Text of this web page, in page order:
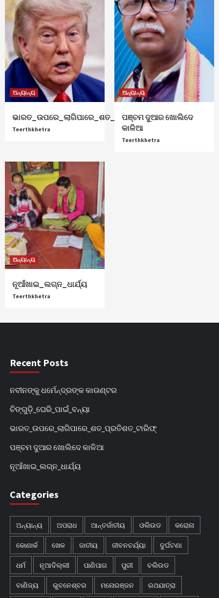
ଅନ୍ୟାନ୍ୟ
ଭାରତ_ଉପରେ_ଲାଗିପାରେ_ଶତ_ପ୍ରତିଶତ_ଟାରିଫ୍
Teerthkhetra
ଅନ୍ୟାନ୍ୟ
ପଞ୍ଚମ ଦୁଆର ଖୋଲିଦେ
କାଳିଆ
Teerthkhetra
ଅନ୍ୟାନ୍ୟ
ନୂଆଁଖାଇ_ଲଗ୍ନ_ଧାର୍ଯ୍ୟ
Teerthkhetra
Recent Posts
ନବୀନଙ୍କୁ ଧର୍ମେନ୍ଦ୍ରଙ୍କ କାଉଣ୍ଟର
ଚିଙ୍ଗୁଡ଼ି_ଘେରି_ପାଇଁ_ବନ୍ୟା
ଭାରତ_ଉପରେ_ଲାଗିପାରେ_ଶତ_ପ୍ରତିଶତ_ଟାରିଫ୍
ପଞ୍ଚମ ଦୁଆର ଖୋଲିଦେ କାଳିଆ
ନୂଆଁଖାଇ_ଲଗ୍ନ_ଧାର୍ଯ୍ୟ
Categories
ଅନ୍ୟାନ୍ୟ ଅପରାଧ ଆନ୍ତର୍ଜାତୀୟ ଓଲିଉଡ କରୋନା
କୋଣାର୍କ ଖେଳ ଜାତୀୟ ଜୀବନଚର୍ଯ୍ୟା ଦୁର୍ଘଟଣା
ଧର୍ମ ନୂଆଦିଲ୍ଲୀ ପାଣିପାଗ ପୁରୀ ବଲିଉଡ
ବାଣିଜ୍ୟ ଭୁବନେଶ୍ବର ମନୋରଞ୍ଜନ ରଥଯାତ୍ରା